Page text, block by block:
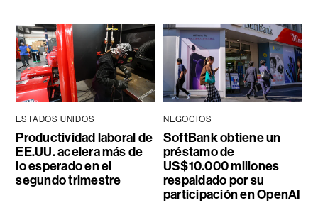
ESTADOS UNIDOS
Productividad laboral de
EE.UU. acelera más de
lo esperado en el
segundo trimestre
NEGOCIOS
SoftBank obtiene un
préstamo de
US$10.000 millones
respaldado por su
participación en OpenAI